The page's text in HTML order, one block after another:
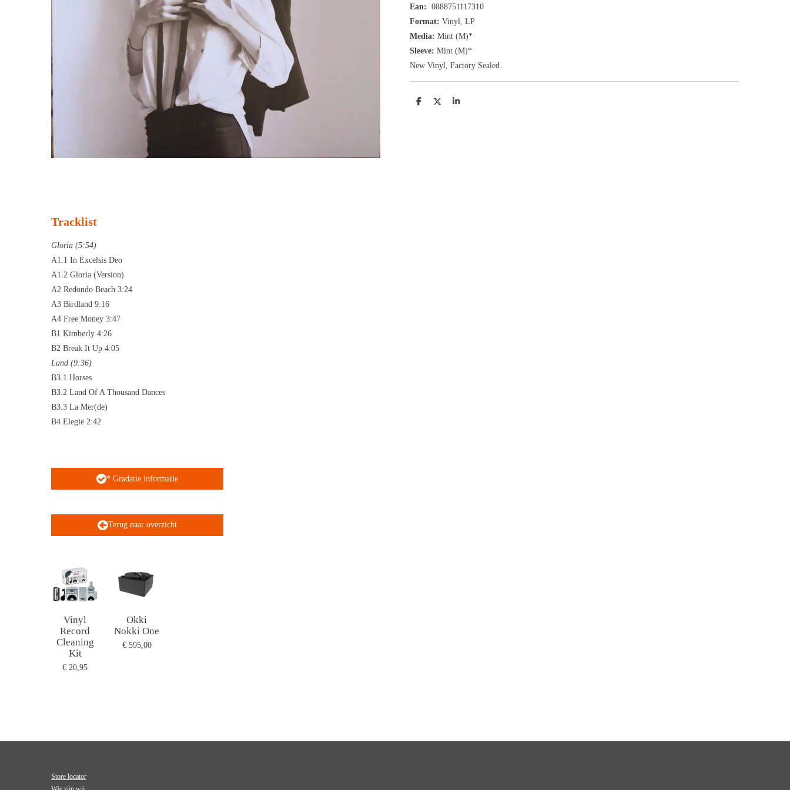
Ean: 0888751117310
Format: Vinyl, LP
Media: Mint (M)*
Sleeve: Mint (M)*
New Vinyl, Factory Sealed
D
D
S
Tracklist
Gloria (5:54)
A1.1 In Excelsis Deo
A1.2 Gloria (Version)
A2 Redondo Beach 3:24
A3 Birdland 9:16
A4 Free Money 3:47
B1 Kimberly 4:26
B2 Break It Up 4:05
Land (9:36)
B3.1 Horses
B3.2 Land Of A Thousand Dances
B3.3 La Mer(de)
B4 Elegie 2:42
* Gradatie informatie
Terug naar overzicht
Vinyl
Record
Cleaning
Kit
€ 20,95
Okki
Nokki One
€ 595,00
Store locator